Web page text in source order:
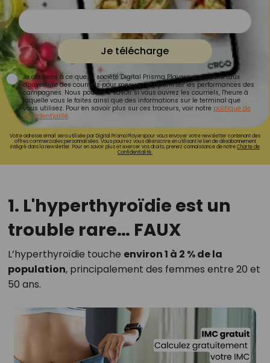
Je télécharge
Je consens à ce que la société Digital Prisma Players analyse le taux
d'ouverture des courriels pour mesurer et optimiser les performances des
campagnes. Nous pourrons savoir si vous ouvrez les courriels, l'heure à
laquelle vous le faites ainsi que des informations sur le terminal que
vous utilisez. Pour en savoir plus sur ces traceurs, voir notre politique de
confidentialité.
Votre adresse email sera utilisée par Digital Prisma Playerspour vous envoyer votre newsletter contenant des
offres commerciales personnalisées. Vous pourrez vous désinscrire en utilisant le lien de désabonnement
intégré dans la newsletter. Pour en savoir plus et exercer vos droits, prenez connaissance de notreCharte de
Confidentialité.
1. L'hyperthyroïdie est un
trouble rare… FAUX
L’hyperthyroïdie touche environ 1 à 2 % de la
population, principalement des femmes entre 20 et
50 ans.